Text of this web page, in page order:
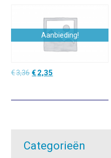
Aanbieding!
€3,36Oorspronkelijke
€3,36.
€ 2,35
€2,35.
Categorieën